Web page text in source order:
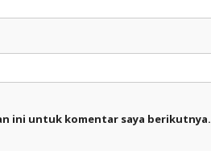
ini untuk komentar saya berikutnya.